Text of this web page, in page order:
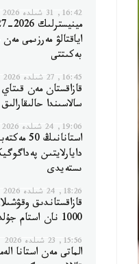
16:42, 31 شىلدە 2026
اياقتالۋ مەرزىمى
بەكىتتى
16:45, 27 شىلدە 2026
قازاقستان مەن
سالاسىندا
19:06, 24 شىلدە 2026
دايارلايتىن
ىستەيدى
18:26, 24 شىلدە 2026
قازاقستاندىق
1000 نان استام جۇلدە جەڭىپ الدى
15:56, 23 شىلدە 2026
الماتى مەن استانا